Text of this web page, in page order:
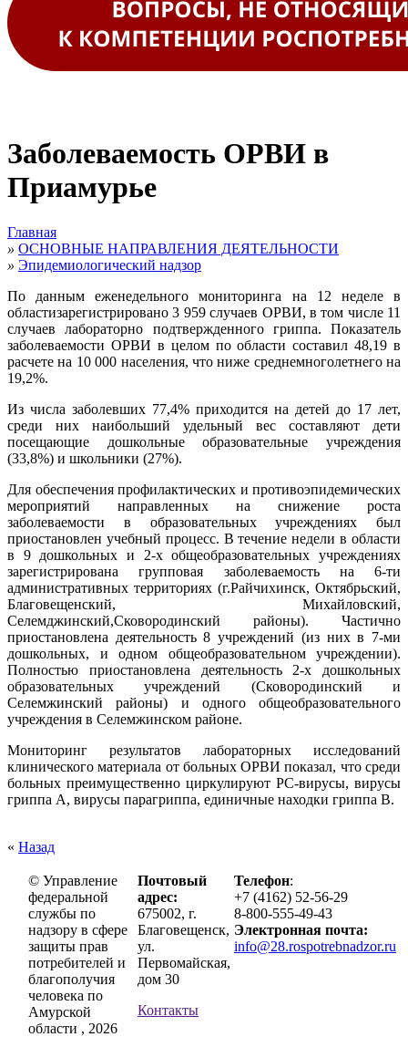
Заболеваемость ОРВИ в
Приамурье
Главная
» ОСНОВНЫЕ НАПРАВЛЕНИЯ ДЕЯТЕЛЬНОСТИ
» Эпидемиологический надзор
По данным еженедельного мониторинга на 12 неделе в
областизарегистрировано 3 959 случаев ОРВИ, в том числе 11
случаев лабораторно подтвержденного гриппа. Показатель
заболеваемости ОРВИ в целом по области составил 48,19 в
расчете на 10 000 населения, что ниже среднемноголетнего на
19,2%.
Из числа заболевших 77,4% приходится на детей до 17 лет,
среди них наибольший удельный вес составляют дети
посещающие дошкольные образовательные учреждения
(33,8%) и школьники (27%).
Для обеспечения профилактических и противоэпидемических
мероприятий направленных на снижение роста
заболеваемости в образовательных учреждениях был
приостановлен учебный процесс. В течение недели в области
в 9 дошкольных и 2-х общеобразовательных учреждениях
зарегистрирована групповая заболеваемость на 6-ти
административных территориях (г.Райчихинск, Октябрьский,
Благовещенский, Михайловский,
Селемджинский,Сковородинский районы). Частично
приостановлена деятельность 8 учреждений (из них в 7-ми
дошкольных, и одном общеобразовательном учреждении).
Полностью приостановлена деятельность 2-х дошкольных
образовательных учреждений (Сковородинский и
Селемжинский районы) и одного общеобразовательного
учреждения в Селемжинском районе.
Мониторинг результатов лабораторных исследований
клинического материала от больных ОРВИ показал, что среди
больных преимущественно циркулируют РС-вирусы, вирусы
гриппа А, вирусы парагриппа, единичные находки гриппа В.
« Назад
© Управление
федеральной
службы по
надзору в сфере
защиты прав
потребителей и
благополучия
человека по
Амурской
области , 2026
Почтовый
адрес:
675002, г.
Благовещенск,
ул.
Первомайская,
дом 30
Контакты
Телефон:
+7 (4162) 52-56-29
8-800-555-49-43
Электронная почта:
info@28.rospotrebnadzor.ru